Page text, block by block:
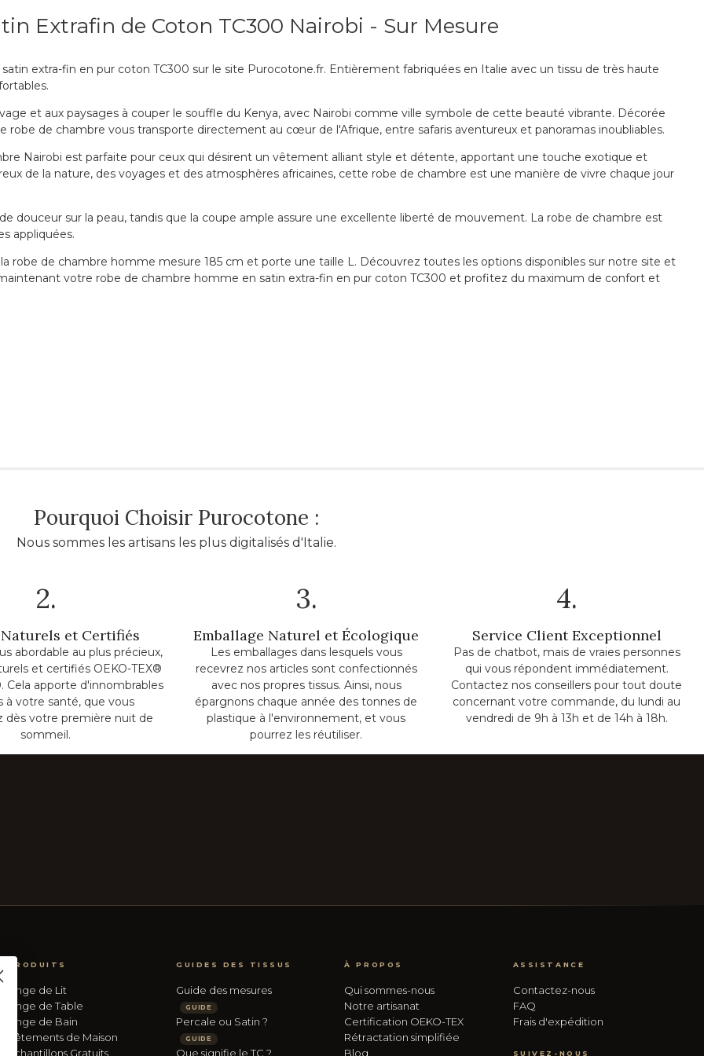
Extrafin de Coton TC300 Nairobi - Sur Mesure
extra-fin en pur coton TC300 sur le site Purocotone.fr. Entièrement fabriquées en Italie avec un tissu de très haute
et aux paysages à couper le souffle du Kenya, avec Nairobi comme ville symbole de cette beauté vibrante. Décorée
robe de chambre vous transporte directement au cœur de l'Afrique, entre safaris aventureux et panoramas inoubliables.
Nairobi est parfaite pour ceux qui désirent un vêtement alliant style et détente, apportant une touche exotique et
de la nature, des voyages et des atmosphères africaines, cette robe de chambre est une manière de vivre chaque jour
douceur sur la peau, tandis que la coupe ample assure une excellente liberté de mouvement. La robe de chambre est
appliquées.
robe de chambre homme mesure 185 cm et porte une taille L. Découvrez toutes les options disponibles sur notre site et
votre robe de chambre homme en satin extra-fin en pur coton TC300 et profitez du maximum de confort et
Pourquoi Choisir Purocotone :
Nous sommes les artisans les plus digitalisés d'Italie.
2.
et Certifiés
abordable au plus précieux,
et certifiés OEKO-TEX®
Cela apporte d'innombrables
à votre santé, que vous
dès votre première nuit de
sommeil.
3.
Emballage Naturel et Écologique
Les emballages dans lesquels vous
recevrez nos articles sont confectionnés
avec nos propres tissus. Ainsi, nous
épargnons chaque année des tonnes de
plastique à l'environnement, et vous
pourrez les réutiliser.
4.
Service Client Exceptionnel
Pas de chatbot, mais de vraies personnes
qui vous répondent immédiatement.
Contactez nos conseillers pour tout doute
concernant votre commande, du lundi au
vendredi de 9h à 13h et de 14h à 18h.
PRODUITS
Linge de Lit
Linge de Table
Linge de Bain
Vêtements de Maison
Échantillons Gratuits
GUIDES DES TISSUS
Guide des mesures
GUIDE
Percale ou Satin ?
GUIDE
Que signifie le TC ?
À PROPOS
Qui sommes-nous
Notre artisanat
Certification OEKO-TEX
Rétractation simplifiée
Blog
ASSISTANCE
Contactez-nous
FAQ
Frais d'expédition
SUIVEZ-NOUS